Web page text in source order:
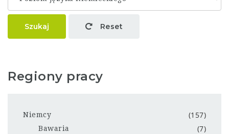
Szukaj Reset
Regiony pracy
Niemcy (157)
Bawaria (7)